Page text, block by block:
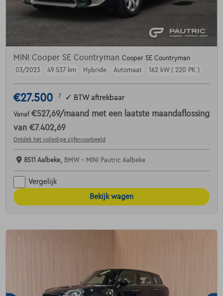
MINI Cooper SE Countryman Cooper SE Countryman
03/2023
49.537 km Hybride Automaat 162 kW ( 220 PK )
€27.500 1 ✓ BTW aftrekbaar
Vanaf €527,69/maand met een laatste maandaflossing
van €7.402,69
Ontdek het volledige cijfervoorbeeld
8511 Aalbeke, BMW - MINI Pautric Aalbeke
Vergelijk
Bekijk wagen